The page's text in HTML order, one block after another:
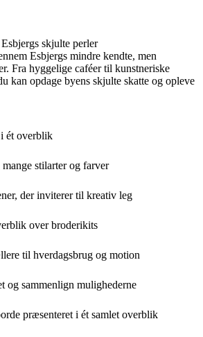
skjulte perler
Esbjergs mindre kendte, men
Fra hyggelige caféer til kunstneriske
kan opdage byens skjulte skatte og opleve
ét overblik
stilarter og farver
der inviterer til kreativ leg
over broderikits
til hverdagsbrug og motion
og sammenlign mulighederne
præsenteret i ét samlet overblik